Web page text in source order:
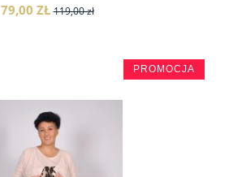
79,00 ZŁ 119,00 zł
do koszyka
PROMOCJA